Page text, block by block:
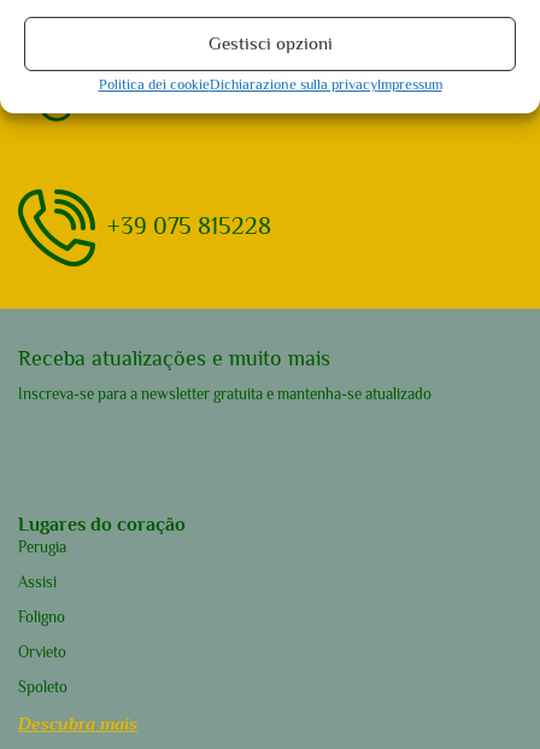
Gestisci opzioni
Politica dei cookieDichiarazione sulla privacyImpressum
info@assoguide.it
+39 075 815228
Receba atualizações e muito mais
Inscreva-se para a newsletter gratuita e mantenha-se atualizado
Lugares do coração
Perugia
Assisi
Foligno
Orvieto
Spoleto
Descubra mais